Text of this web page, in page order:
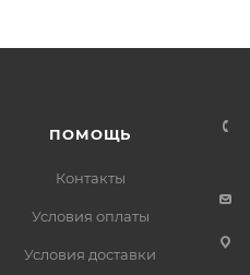
ПОМОЩЬ
Контакты
Условия оплаты
Условия доставки